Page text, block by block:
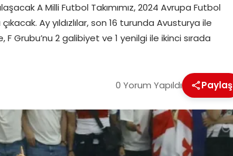
A Milli Futbol Takımımız, 2024 Avrupa Futbol
Ay yıldızlılar, son 16 turunda Avusturya ile
Grubu’nu 2 galibiyet ve 1 yenilgi ile ikinci sırada
0 Yorum Yapıldı Paylaş